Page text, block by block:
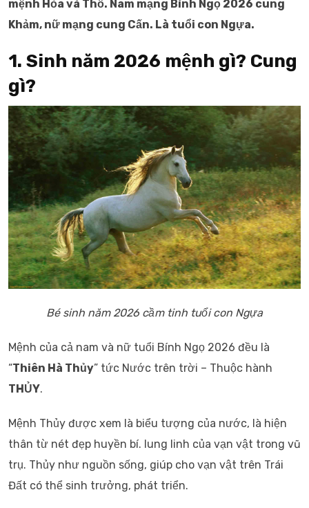
mệnh Hỏa và Thổ. Nam mạng Bính Ngọ 2026 cung
Khảm, nữ mạng cung Cấn. Là tuổi con Ngựa.
1. Sinh năm 2026 mệnh gì? Cung
gì?
Bé sinh năm 2026 cầm tinh tuổi con Ngựa
Mệnh của cả nam và nữ tuổi Bính Ngọ 2026 đều là
“Thiên Hà Thủy” tức Nước trên trời – Thuộc hành
THỦY.
Mệnh Thủy được xem là biểu tượng của nước, là hiện
thân từ nét đẹp huyền bí. lung linh của vạn vật trong vũ
trụ. Thủy như nguồn sống, giúp cho vạn vật trên Trái
Đất có thể sinh trưởng, phát triển.